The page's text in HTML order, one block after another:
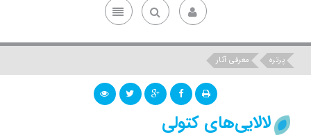
پرتره معرفی آثار
لالایی‌های کتولی